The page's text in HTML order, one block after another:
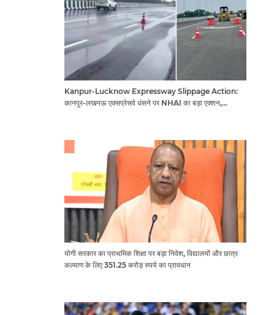
Kanpur-Lucknow Expressway Slippage Action:
कानपुर-लखनऊ एक्सप्रेसवे धंसने पर NHAI का बड़ा एक्शन,
योगी सरकार का प्राथमिक शिक्षा पर बड़ा निवेश, विद्यालयों और छात्र
कल्याण के लिए 351.25 करोड़ रुपये का प्रावधान